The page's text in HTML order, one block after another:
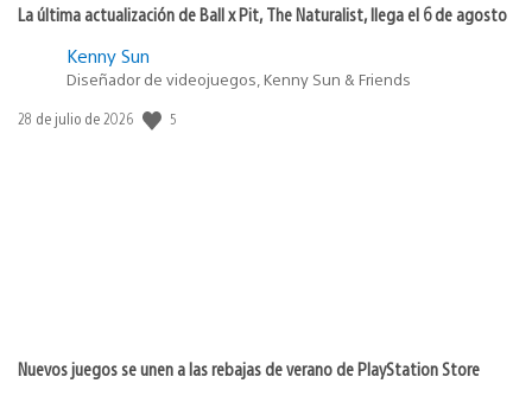
La última actualización de Ball x Pit, The Naturalist, llega el 6 de agosto
Kenny Sun
Diseñador de videojuegos, Kenny Sun & Friends
Fecha
28 de julio de 2026 5
Nuevos juegos se unen a las rebajas de verano de PlayStation Store